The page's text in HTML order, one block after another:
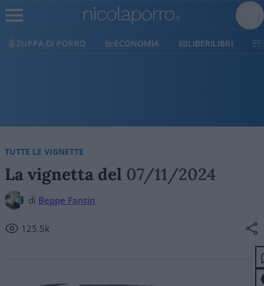
ECONOMIA LIBERILIBRI SHOP SOSTIENICI
TUTTE LE VIGNETTE
La vignetta del 07/11/2024
di Beppe Fantin
125.5k